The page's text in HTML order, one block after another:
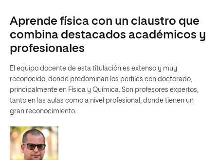
Aprende física con un claustro que
combina destacados académicos y
profesionales
El equipo docente de esta titulación es extenso y muy
reconocido, donde predominan los perfiles con doctorado,
principalmente en Física y Química. Son profesores expertos,
tanto en las aulas como a nivel profesional, donde tienen un
gran reconocimiento.